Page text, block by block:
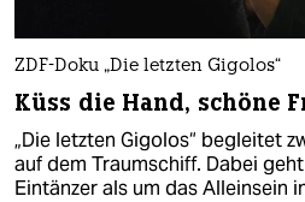
ZDF-Doku „Die letzten Gigolos“
Küss die Hand, schöne
„Die letzten Gigolos“ begleitet
auf dem Traumschiff. Dabei
Eintänzer als um das Alleinsein